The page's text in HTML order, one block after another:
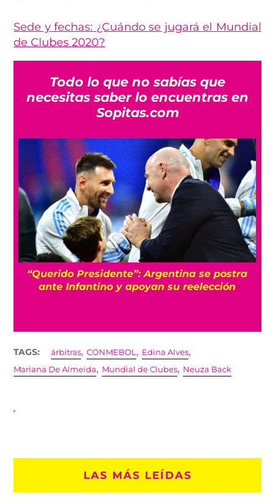
Sede y fechas: ¿Cuándo se jugará el Mundial
de Clubes 2020?
Todo lo que no sabías que
necesitas saber lo encuentras en
Sopitas.com
Presidente”: Argentina se postra
Infantino y apoyan su reelección
Qué
a
TAGS: árbitras,CONMEBOL , Edina Alves,
Mariana De Almeida, Mundial de Clubes, Neuza Back
LAS MÁS LEÍDAS